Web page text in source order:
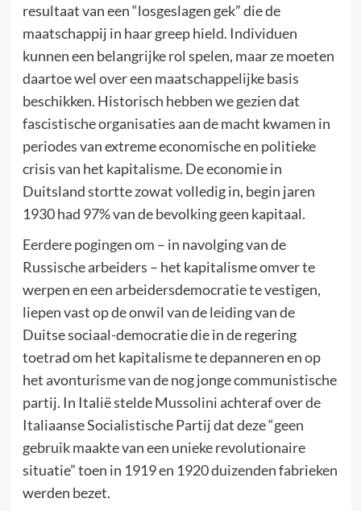
resultaat van een “losgeslagen gek” die de
maatschappij in haar greep hield. Individuen
kunnen een belangrijke rol spelen, maar ze moeten
daartoe wel over een maatschappelijke basis
beschikken. Historisch hebben we gezien dat
fascistische organisaties aan de macht kwamen in
periodes van extreme economische en politieke
crisis van het kapitalisme. De economie in
Duitsland stortte zowat volledig in, begin jaren
1930 had 97% van de bevolking geen kapitaal.
Eerdere pogingen om – in navolging van de
Russische arbeiders – het kapitalisme omver te
werpen en een arbeidersdemocratie te vestigen,
liepen vast op de onwil van de leiding van de
Duitse sociaal-democratie die in de regering
toetrad om het kapitalisme te depanneren en op
het avonturisme van de nog jonge communistische
partij. In Italië stelde Mussolini achteraf over de
Italiaanse Socialistische Partij dat deze “geen
gebruik maakte van een unieke revolutionaire
situatie” toen in 1919 en 1920 duizenden fabrieken
werden bezet.